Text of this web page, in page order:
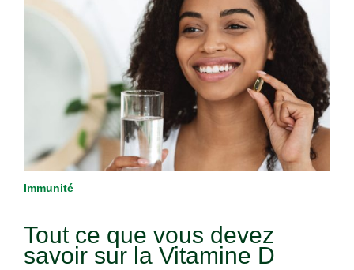
Immunité
Tout ce que vous devez
savoir sur la Vitamine D